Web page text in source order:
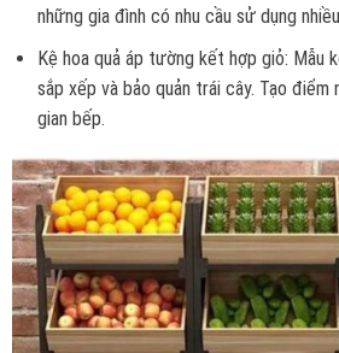
những gia đình có nhu cầu sử dụng
Kệ hoa quả áp tường kết hợp giỏ: Mẫu
sắp xếp và bảo quản trái cây. Tạo điểm
gian bếp.